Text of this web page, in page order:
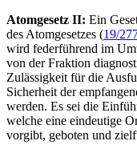
Atomgesetz II: Ein
des Atomgesetzes (19/
wird federführend im
von der Fraktion
Zulässigkeit für die
Sicherheit der
werden. Es sei die
welche eine eindeutige
vorgibt, geboten und